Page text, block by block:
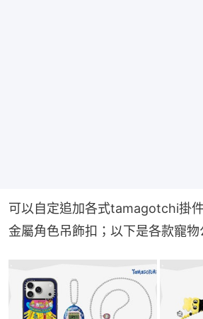
可以自定追加各式tamagotchi掛
金屬角色吊飾扣；以下是各款寵物